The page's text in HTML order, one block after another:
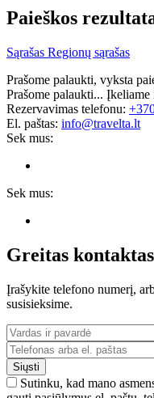
Paieškos
Sąrašas Regionų sąrašas
Prašome palaukti, vyksta
Prašome palaukti... Įkeliame
Rezervavimas telefonu:
El. paštas: info@travelta.lt
Sek mus:
Sek mus:
Greitas kontaktas
Įrašykite telefono numerį,
susisieksime.
Siųsti
Sutinku, kad mano